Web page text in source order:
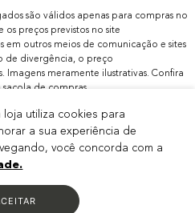
utiliza cookies para
a sua experiência de
você concorda com a
são válidos apenas para compras no
os preços previstos no site
em outros meios de comunicação e sites
de divergência, o preço
meramente ilustrativas. Confira
de compras.
por pedido.
são válidas apenas as cores dos
promoção, ainda que o produto possua
essas não estarão inclusas.